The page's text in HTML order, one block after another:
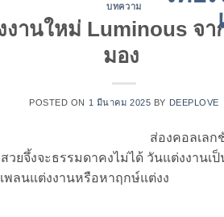
บทความ
านใหม่ Luminous จ
มอง
POSTED ON 1 มีนาคม 2025 BY DEEPLOVE
ส่องคอลเลก
ยจึ้งจะธรรมดาคงไม่ได้ วันแต่งงาน
พลนแต่งงานหรือหาฤกษ์แต่งง